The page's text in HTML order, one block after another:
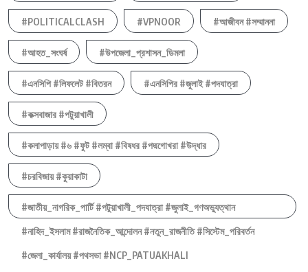
#POLITICALCLASH #VPNOOR #আজীবন #সম্মাননা
#আহত_সংঘর্ষ #উপজেলা_প্রশাসন_ডিমলা
#এনসিপি #লিফলেট #বিতরন #এনসিপির #জুলাই #পদযাত্রা
#কক্সবাজার #পটুয়াখালী
#কলাপাড়ায় #৬ #ফুট #লম্বা #বিষধর #পদ্মগোখরা #উদ্ধার
#চরবিজায় #কুয়াকাটা
#জাতীয়_নাগরিক_পার্টি #পটুয়াখালী_পদযাত্রা #জুলাই_গণঅভ্যুত্থান
#নাহিদ_ইসলাম #রাজনৈতিক_আন্দোলন #নতুন_রাজনীতি #সিস্টেম_পরিবর্তন
#জেলা_কার্যালয় #পথসভা #NCP_PATUAKHALI